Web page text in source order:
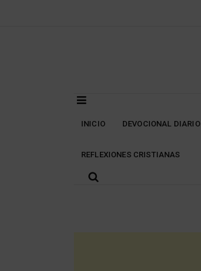
INICIO DEVOCIONAL DIARIO
REFLEXIONES CRISTIANAS